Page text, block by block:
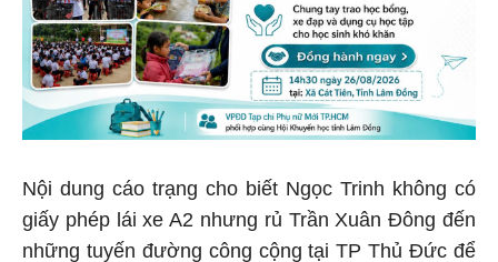
Nội dung cáo trạng cho biết Ngọc Trinh không có
giấy phép lái xe A2 nhưng rủ Trần Xuân Đông đến
những tuyến đường công cộng tại TP Thủ Đức để